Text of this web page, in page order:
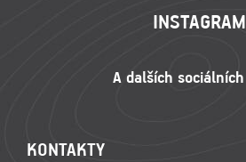
INSTAGRAM
KONTAKTY